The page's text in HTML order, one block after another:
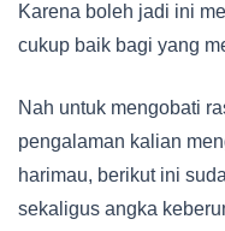
Karena boleh jadi ini
cukup baik bagi yang
Nah untuk mengobati
pengalaman kalian
harimau, berikut ini
sekaligus angka